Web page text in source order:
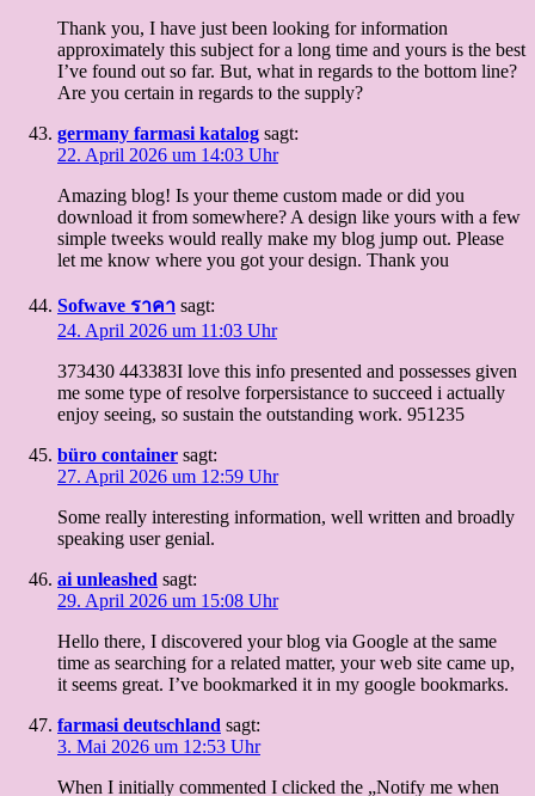
Thank you, I have just been looking for information
approximately this subject for a long time and yours is the best
I’ve found out so far. But, what in regards to the bottom line?
Are you certain in regards to the supply?
germany farmasi katalog sagt:
22. April 2026 um 14:03 Uhr
Amazing blog! Is your theme custom made or did you
download it from somewhere? A design like yours with a few
simple tweeks would really make my blog jump out. Please
let me know where you got your design. Thank you
Sofwave ราคา sagt:
24. April 2026 um 11:03 Uhr
373430 443383I love this info presented and possesses given
me some type of resolve forpersistance to succeed i actually
enjoy seeing, so sustain the outstanding work. 951235
büro container sagt:
27. April 2026 um 12:59 Uhr
Some really interesting information, well written and broadly
speaking user genial.
ai unleashed sagt:
29. April 2026 um 15:08 Uhr
Hello there, I discovered your blog via Google at the same
time as searching for a related matter, your web site came up,
it seems great. I’ve bookmarked it in my google bookmarks.
farmasi deutschland sagt:
3. Mai 2026 um 12:53 Uhr
When I initially commented I clicked the „Notify me when